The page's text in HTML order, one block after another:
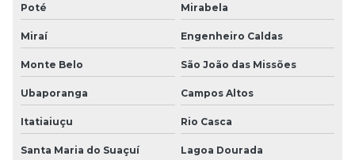
Poté Mirabela
Miraí Engenheiro Caldas
Monte Belo São João das Missões
Ubaporanga Campos Altos
Itatiaiuçu Rio Casca
Santa Maria do Suaçuí Lagoa Dourada